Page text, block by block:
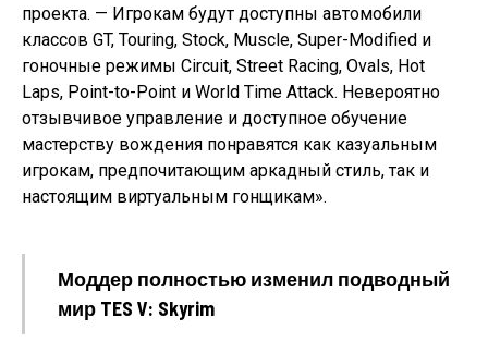
проекта. — Игрокам будут доступны автомобили
классов GT, Touring, Stock, Muscle, Super-Modified и
гоночные режимы Circuit, Street Racing, Ovals, Hot
Laps, Point-to-Point и World Time Attack. Невероятно
отзывчивое управление и доступное обучение
мастерству вождения понравятся как казуальным
игрокам, предпочитающим аркадный стиль, так и
настоящим виртуальным гонщикам».
Моддер полностью изменил подводный
мир TES V: Skyrim